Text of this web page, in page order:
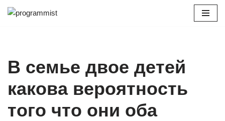
В семье двое детей
какова вероятность
того что они оба